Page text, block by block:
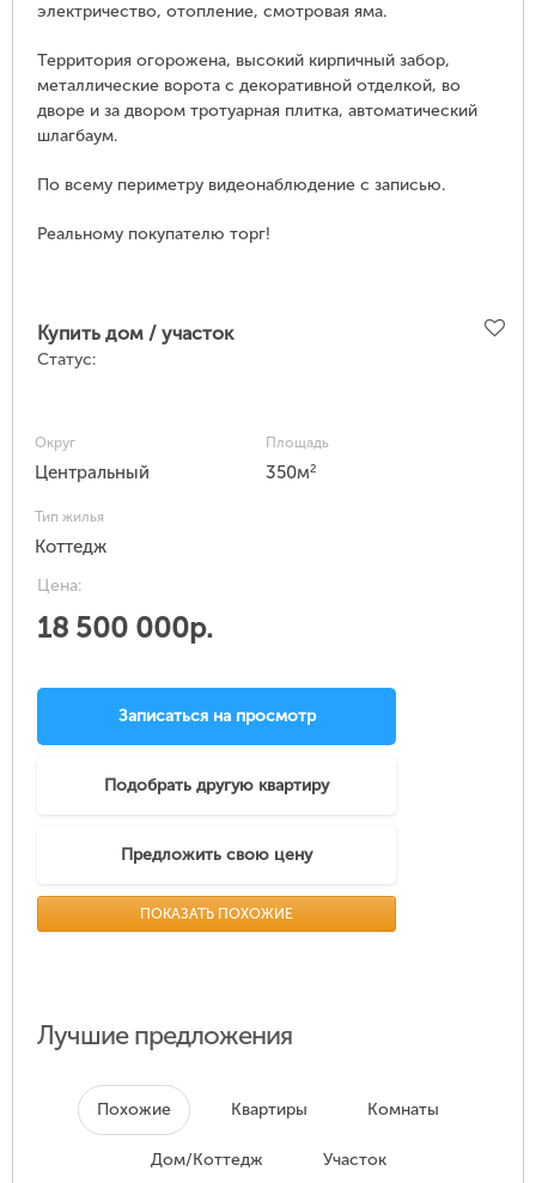
электричество, отопление, смотровая яма.
Территория огорожена, высокий кирпичный забор,
металлические ворота с декоративной отделкой, во
дворе и за двором тротуарная плитка, автоматический
шлагбаум.
По всему периметру видеонаблюдение с записью.
Реальному покупателю торг!
Купить дом / участок
Статус:
Округ
Центральный
Площадь
350м2
Тип жилья
Коттедж
Цена:
18 500 000р.
Записаться на просмотр
Подобрать другую квартиру
Предложить свою цену
ПОКАЗАТЬ ПОХОЖИЕ
Лучшие предложения
Похожие Квартиры Комнаты
Дом/Коттедж Участок